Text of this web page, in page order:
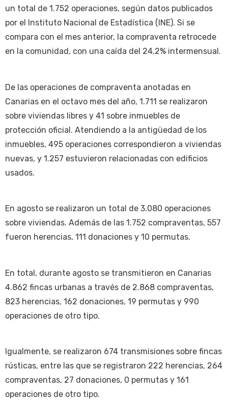
un total de 1.752 operaciones, según datos publicados
por el Instituto Nacional de Estadística (INE). Si se
compara con el mes anterior, la compraventa retrocede
en la comunidad, con una caída del 24,2% intermensual.
De las operaciones de compraventa anotadas en
Canarias en el octavo mes del año, 1.711 se realizaron
sobre viviendas libres y 41 sobre inmuebles de
protección oficial. Atendiendo a la antigüedad de los
inmuebles, 495 operaciones correspondieron a viviendas
nuevas, y 1.257 estuvieron relacionadas con edificios
usados.
En agosto se realizaron un total de 3.080 operaciones
sobre viviendas. Además de las 1.752 compraventas, 557
fueron herencias, 111 donaciones y 10 permutas.
En total, durante agosto se transmitieron en Canarias
4.862 fincas urbanas a través de 2.868 compraventas,
823 herencias, 162 donaciones, 19 permutas y 990
operaciones de otro tipo.
Igualmente, se realizaron 674 transmisiones sobre fincas
rústicas, entre las que se registraron 222 herencias, 264
compraventas, 27 donaciones, 0 permutas y 161
operaciones de otro tipo.